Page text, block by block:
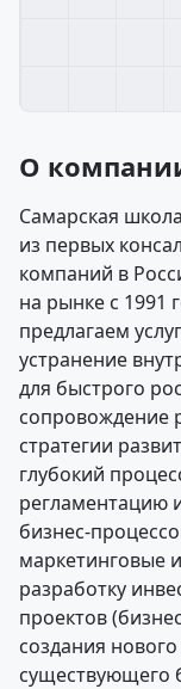
О
Самарская
из первых
компаний в
на рынке с 1991
предлагаем
устранение
для быстрого
сопровождение
стратегии
глубокий
регламентацию
бизнес-
маркетинговые
разработку
проектов
создания
существующего